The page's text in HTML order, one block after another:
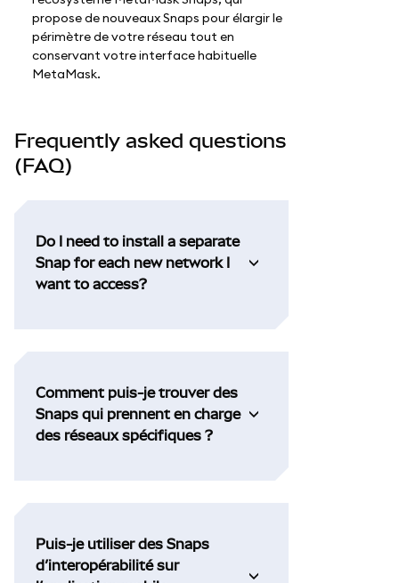
propose de nouveaux Snaps pour élargir le
périmètre de votre réseau tout en
conservant votre interface habituelle
MetaMask.
Frequently asked questions
(FAQ)
Do I need to install a separate
Snap for each new network I
want to access?
Comment puis-je trouver des
Snaps qui prennent en charge
des réseaux spécifiques ?
Puis-je utiliser des Snaps
d’interopérabilité sur